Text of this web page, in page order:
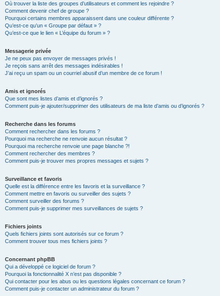
Où trouver la liste des groupes d’utilisateurs et comment les rejoindre ?
Comment devenir chef de groupe ?
Pourquoi certains membres apparaissent dans une couleur différente ?
Qu’est-ce qu’un « Groupe par défaut » ?
Qu’est-ce que le lien « L’équipe du forum » ?
Messagerie privée
Je ne peux pas envoyer de messages privés !
Je reçois sans arrêt des messages indésirables !
J’ai reçu un spam ou un courriel abusif d’un membre de ce forum !
Amis et ignorés
Que sont mes listes d’amis et d’ignorés ?
Comment puis-je ajouter/supprimer des utilisateurs de ma liste d’amis ou d’ignorés ?
Recherche dans les forums
Comment rechercher dans les forums ?
Pourquoi ma recherche ne renvoie aucun résultat ?
Pourquoi ma recherche renvoie une page blanche ?!
Comment rechercher des membres ?
Comment puis-je trouver mes propres messages et sujets ?
Surveillance et favoris
Quelle est la différence entre les favoris et la surveillance ?
Comment mettre en favoris ou surveiller des sujets ?
Comment surveiller des forums ?
Comment puis-je supprimer mes surveillances de sujets ?
Fichiers joints
Quels fichiers joints sont autorisés sur ce forum ?
Comment trouver tous mes fichiers joints ?
Concernant phpBB
Qui a développé ce logiciel de forum ?
Pourquoi la fonctionnalité X n’est pas disponible ?
Qui contacter pour les abus ou les questions légales concernant ce forum ?
Comment puis-je contacter un administrateur du forum ?